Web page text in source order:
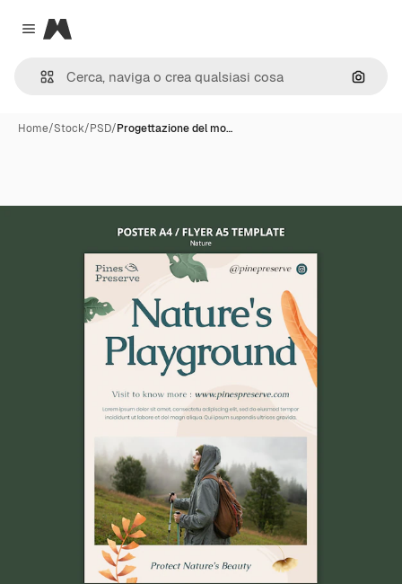
Close menu
Magnific
Cerca
Home/Stock/PSD/Progettazione del mo…